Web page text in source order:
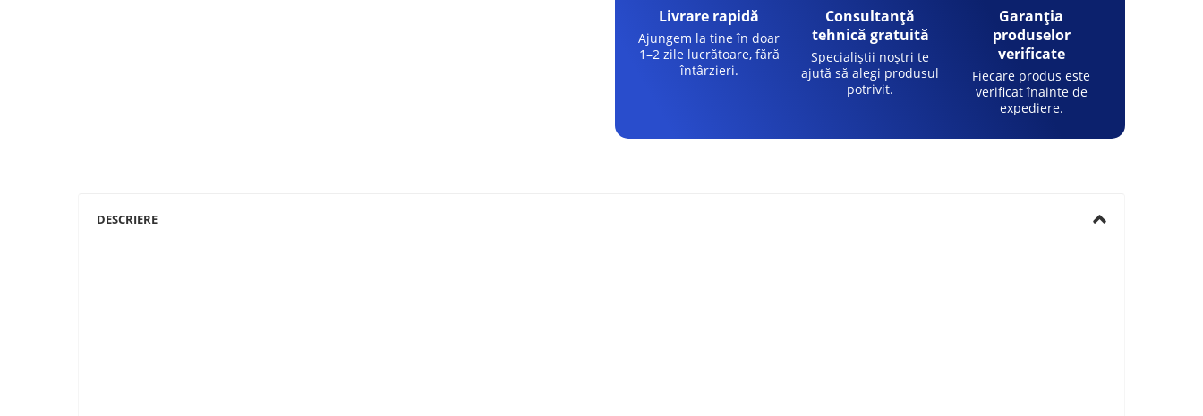
Livrare rapidă
Ajungem la tine în doar
1–2 zile lucrătoare, fără
întârzieri.
Consultanță
tehnică gratuită
Specialiștii noștri te
ajută să alegi produsul
potrivit.
Garanția
produselor
verificate
Fiecare produs este
verificat înainte de
expediere.
DESCRIERE